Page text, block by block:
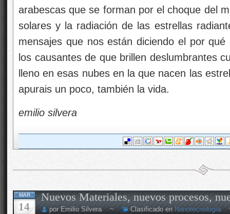
arabescas que se forman por el choque del
solares y la radiación de las estrellas
mensajes que nos están diciendo el por
los causantes de que brillen deslumbrantes
lleno en esas nubes en la que nacen las
apurais un poco, también la vida.
emilio silvera
MAR
14
Nuevos Materiales, nuevos procesos,
por Emilio Silvera ~ Clasificado en Nanotecnología